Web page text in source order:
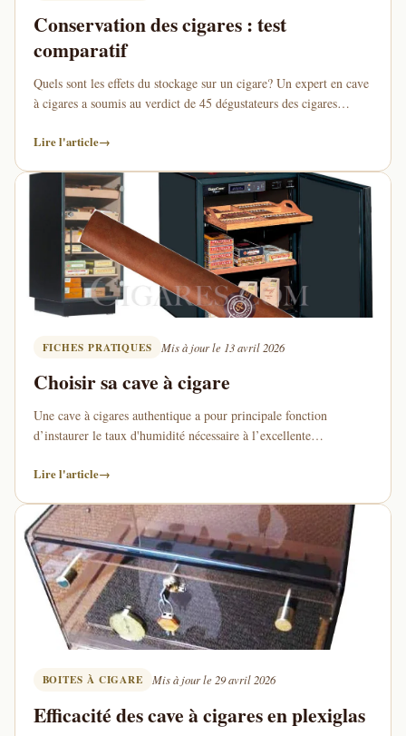
Conservation des cigares : test
comparatif
Quels sont les effets du stockage sur un cigare? Un expert en cave
à cigares a soumis au verdict de 45 dégustateurs des cigares
Lire l'article→
FICHES PRATIQUES Mis à jour le 13 avril 2026
Choisir sa cave à cigare
Une cave à cigares authentique a pour principale fonction
d’instaurer le taux d'humidité nécessaire à l’excellente
Lire l'article→
BOITES À CIGARE Mis à jour le 29 avril 2026
Efficacité des cave à cigares en plexiglas